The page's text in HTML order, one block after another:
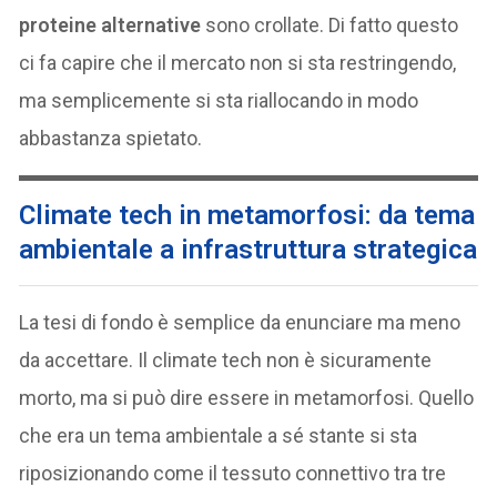
proteine alternative sono crollate. Di fatto questo
ci fa capire che il mercato non si sta restringendo,
ma semplicemente si sta riallocando in modo
abbastanza spietato.
Climate tech in metamorfosi: da tema
ambientale a infrastruttura strategica
La tesi di fondo è semplice da enunciare ma meno
da accettare. Il climate tech non è sicuramente
morto, ma si può dire essere in metamorfosi. Quello
che era un tema ambientale a sé stante si sta
riposizionando come il tessuto connettivo tra tre